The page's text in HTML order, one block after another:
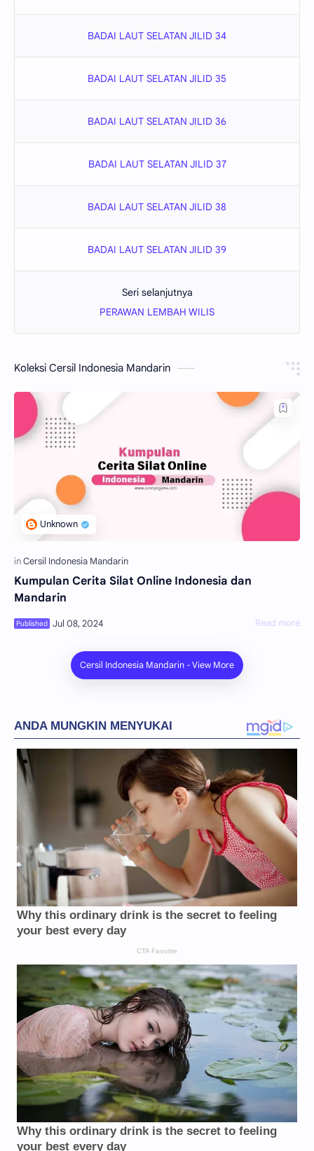
BADAI LAUT SELATAN JILID 34
BADAI LAUT SELATAN JILID 35
BADAI LAUT SELATAN JILID 36
BADAI LAUT SELATAN JILID 37
BADAI LAUT SELATAN JILID 38
BADAI LAUT SELATAN JILID 39
Seri selanjutnya
PERAWAN LEMBAH WILIS
Koleksi Cersil Indonesia Mandarin
Kumpulan Cerita Silat Online Indonesia dan
Mandarin